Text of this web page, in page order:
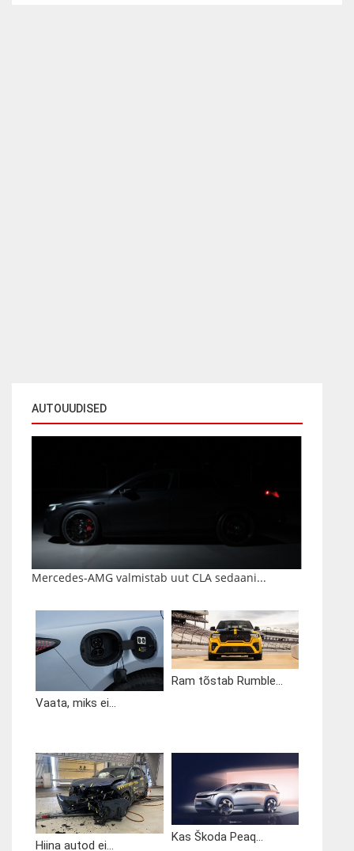
AUTOUUDISED
Mercedes-AMG valmistab uut CLA sedaani...
Vaata, miks ei...
Ram tõstab Rumble...
Hiina autod ei...
Kas Škoda Peaq...